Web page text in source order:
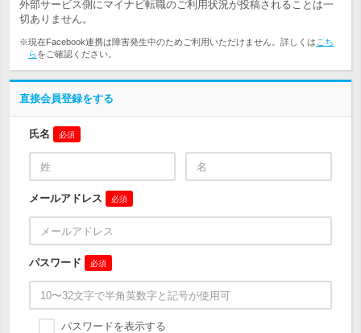
外部サービス側にマイナビ転職のご利用状況が投稿されることは一
切ありません。
※現在Facebook連携は障害発生中のためご利用いただけません。詳しくは こち
らをご確認ください。
直接会員登録をする
氏名 必須
メールアドレス 必須
パスワード 必須
パスワードを表示する